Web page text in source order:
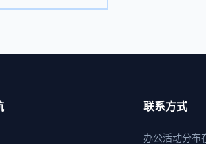
联系方式
办公活动分布